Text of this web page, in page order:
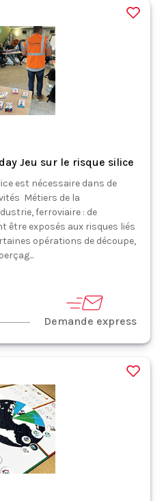
Jeu sur le risque silice
est nécessaire dans de
Métiers de la
ferroviaire : de
être exposés aux risques liés
opérations de découpe,
Demande express